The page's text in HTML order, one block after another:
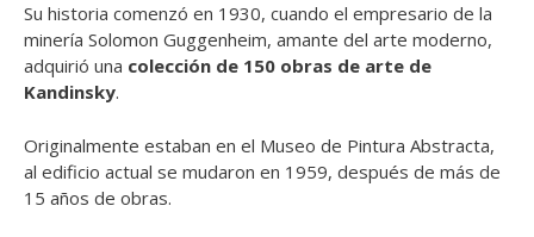
Su historia comenzó en 1930, cuando el empresario de la
minería Solomon Guggenheim, amante del arte moderno,
adquirió una colección de 150 obras de arte de
Kandinsky.
Originalmente estaban en el Museo de Pintura Abstracta,
al edificio actual se mudaron en 1959, después de más de
15 años de obras.